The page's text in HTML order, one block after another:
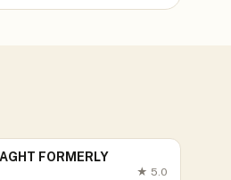
FORMERLY
★ 5.0